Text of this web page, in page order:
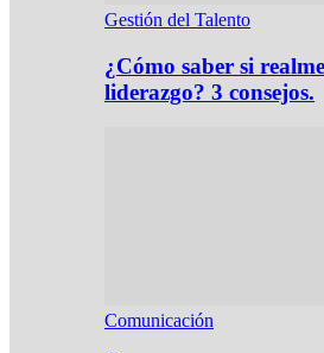
Gestión del Talento
¿Cómo saber si
liderazgo? 3 consejos.
Comunicación